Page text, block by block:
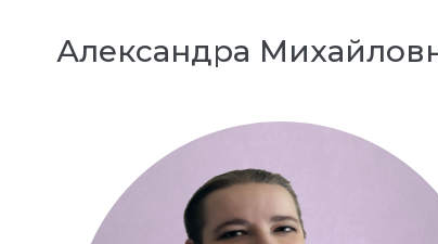
Александра